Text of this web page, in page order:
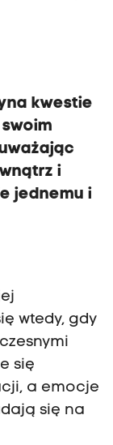
kwestie
i
jednemu i
wtedy, gdy
się
a emocje
się na